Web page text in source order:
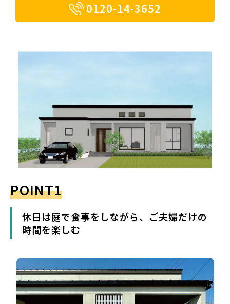
0120-14-3652
POINT1
休日は庭で食事をしながら、ご夫婦だけの
時間を楽しむ